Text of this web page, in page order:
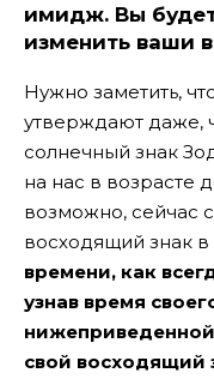
имидж. Вы
изменить ваши
Нужно заметить,
утверждают даже,
солнечный знак
на нас в возрасте
возможно, сейчас
восходящий знак
времени, как
узнав время
свой восходящий